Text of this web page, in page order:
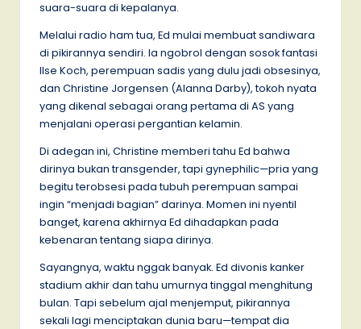
suara-suara di kepalanya.
Melalui radio ham tua, Ed mulai membuat sandiwara
di pikirannya sendiri. Ia ngobrol dengan sosok fantasi
Ilse Koch, perempuan sadis yang dulu jadi obsesinya,
dan Christine Jorgensen (Alanna Darby), tokoh nyata
yang dikenal sebagai orang pertama di AS yang
menjalani operasi pergantian kelamin.
Di adegan ini, Christine memberi tahu Ed bahwa
dirinya bukan transgender, tapi gynephilic—pria yang
begitu terobsesi pada tubuh perempuan sampai
ingin “menjadi bagian” darinya. Momen ini nyentil
banget, karena akhirnya Ed dihadapkan pada
kebenaran tentang siapa dirinya.
Sayangnya, waktu nggak banyak. Ed divonis kanker
stadium akhir dan tahu umurnya tinggal menghitung
bulan. Tapi sebelum ajal menjemput, pikirannya
sekali lagi menciptakan dunia baru—tempat dia